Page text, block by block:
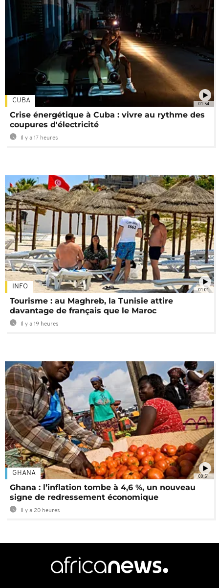
01:54
CUBA
Crise énergétique à Cuba : vivre au rythme des
coupures d'électricité
Il y a 17 heures
01:01
INFO
Tourisme : au Maghreb, la Tunisie attire
davantage de français que le Maroc
Il y a 19 heures
00:51
GHANA
Ghana : l’inflation tombe à 4,6 %, un nouveau
signe de redressement économique
Il y a 20 heures